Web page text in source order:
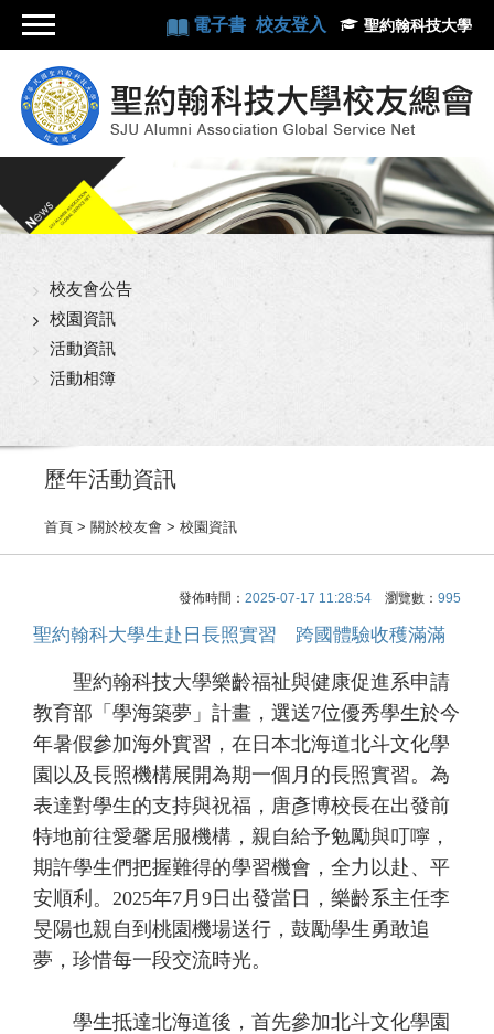
電子書 校友登入 聖約翰科技大學
校友會公告
校園資訊
活動資訊
活動相簿
歷年活動資訊
首頁 > 關於校友會 > 校園資訊
發佈時間： 2025-07-17 11:28:54 瀏覽數： 995
聖約翰科大學生赴日長照實習 跨國體驗收穫滿滿
聖約翰科技大學樂齡福祉與健康促進系申請
教育部「學海築夢」計畫，選送7位優秀學生於今
年暑假參加海外實習，在日本北海道北斗文化學
園以及長照機構展開為期一個月的長照實習。為
表達對學生的支持與祝福，唐彥博校長在出發前
特地前往愛馨居服機構，親自給予勉勵與叮嚀，
期許學生們把握難得的學習機會，全力以赴、平
安順利。2025年7月9日出發當日，樂齡系主任李
旻陽也親自到桃園機場送行，鼓勵學生勇敢追
夢，珍惜每一段交流時光。
學生抵達北海道後，首先參加北斗文化學園